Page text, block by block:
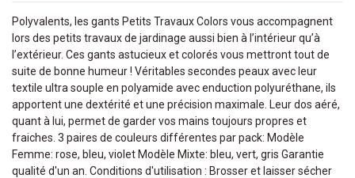
Polyvalents, les gants Petits Travaux Colors vous accompagnent
lors des petits travaux de jardinage aussi bien à l’intérieur qu’à
l’extérieur. Ces gants astucieux et colorés vous mettront tout de
suite de bonne humeur ! Véritables secondes peaux avec leur
textile ultra souple en polyamide avec enduction polyuréthane, ils
apportent une dextérité et une précision maximale. Leur dos aéré,
quant à lui, permet de garder vos mains toujours propres et
fraiches. 3 paires de couleurs différentes par pack: Modèle
Femme: rose, bleu, violet Modèle Mixte: bleu, vert, gris Garantie
qualité d'un an. Conditions d'utilisation : Brosser et laisser sécher